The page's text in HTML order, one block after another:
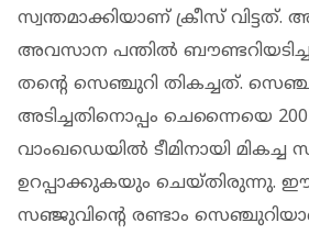
സ്വന്തമാക്കിയാണ് ക്രീസ്
അവസാന പന്തില്‍
തന്റെ സെഞ്ചുറി തികച്ചത്.
അടിച്ചതിനൊപ്പം ചെന്നൈയെ
വാംഖഡെയില്‍ ടീമിനായി
ഉറപ്പാക്കുകയും ചെയ്തിരുന്നു.
സഞ്ജുവിന്റെ രണ്ടാം